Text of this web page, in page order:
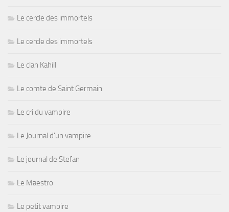
Le cercle des immortels
Le cercle des immortels
Le clan Kahill
Le comte de Saint Germain
Le cri du vampire
Le Journal d'un vampire
Le journal de Stefan
Le Maestro
Le petit vampire